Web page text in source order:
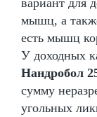
мышц, а
есть мышц
У доходных
Нандробол
сумму
угольных